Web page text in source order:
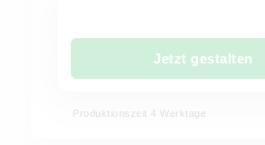
Jetzt gestalten
Produktionszeit 4 Werktage